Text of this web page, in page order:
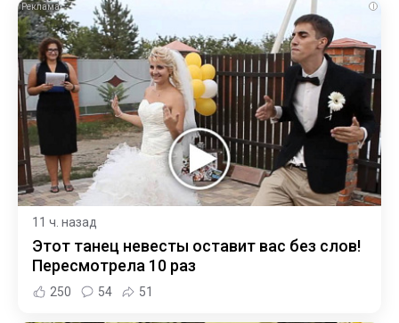
i
11 ч. назад
Этот танец невесты оставит вас без слов!
Пересмотрела 10 раз
250 54 51